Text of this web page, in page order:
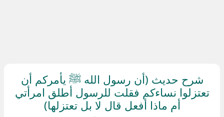
شرح حديث (أن رسول الله ﷺ يأمركم أن
تعتزلوا نساءكم فقلت للرسول أطلق امرأتي
أم ماذا أفعل قال لا بل تعتزلها)